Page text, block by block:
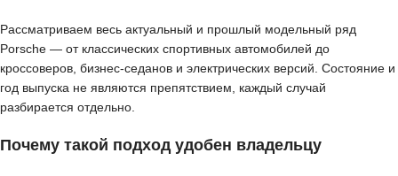
Рассматриваем весь актуальный и прошлый модельный ряд
Porsche — от классических спортивных автомобилей до
кроссоверов, бизнес-седанов и электрических версий. Состояние и
год выпуска не являются препятствием, каждый случай
разбирается отдельно.
Почему такой подход удобен владельцу